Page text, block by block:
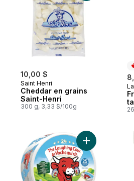
10,00 $
Saint Henri
Cheddar en grains
Saint-Henri
300 g, 3,33 $/100g
Ajouter